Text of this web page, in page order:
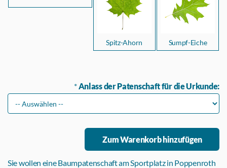
Spitz-Ahorn Sumpf-Eiche
*Anlass der Patenschaft für die Urkunde:
Sie wollen eine Baumpatenschaft am Sportplatz in Poppenroth